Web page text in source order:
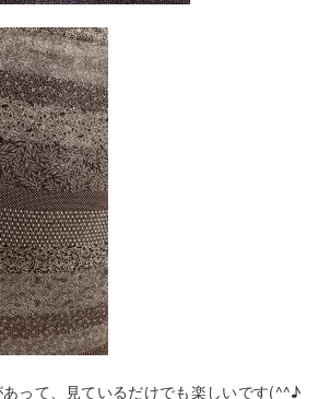
って、見ているだけでも楽しいです(^^♪